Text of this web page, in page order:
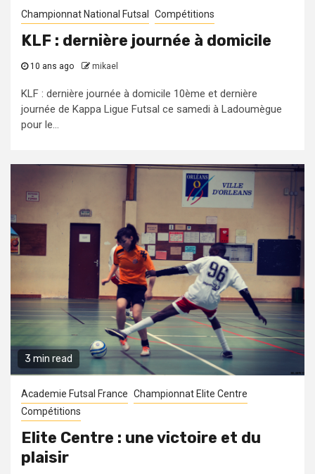
Championnat National Futsal Compétitions
KLF : dernière journée à domicile
10 ans ago mikael
KLF : dernière journée à domicile 10ème et dernière
journée de Kappa Ligue Futsal ce samedi à Ladoumègue
pour le...
3 min read
Academie Futsal France Championnat Elite Centre
Compétitions
Elite Centre : une victoire et du
plaisir